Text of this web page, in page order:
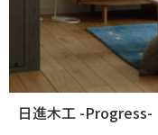
日進木工 -Progress-